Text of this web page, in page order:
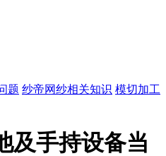
题 纱帝网纱相关知识 模切加工
及手持设备当